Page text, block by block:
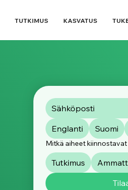
TUTKIMUS KASVATUS
Englanti Suomi
Mitkä aiheet kiinnostavat
Tutkimus